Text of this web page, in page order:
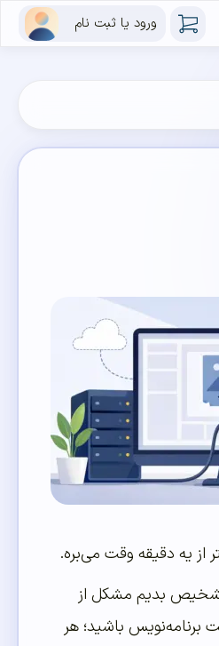
ورود یا ثبت نام
یه دقیقه وقت می‌بره.
تشخیص بدیم مشکل از
باشید؛ هر